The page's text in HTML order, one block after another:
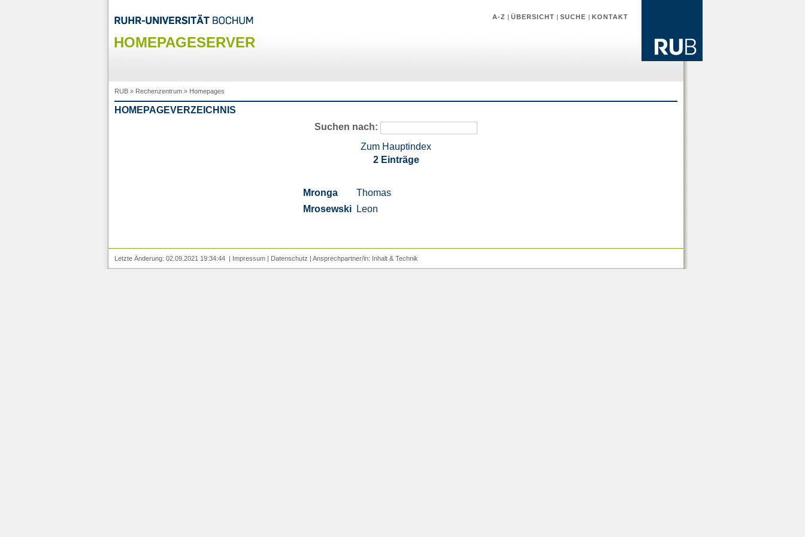
A-Z |ÜBERSICHT |SUCHE |KONTAKT
HOMEPAGESERVER
RUB» Rechenzentrum» Homepages
HOMEPAGEVERZEICHNIS
Suchen nach:
Zum Hauptindex
2 Einträge
Mronga
Thomas
Mrosewski Leon
Letzte Änderung: 02.09.2021 19:34:44 | Impressum| Datenschutz | Ansprechpartner/in: Inhalt& Technik